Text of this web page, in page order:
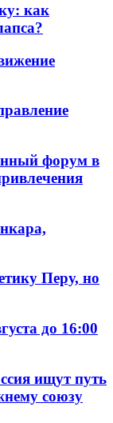
как
форум в
Перу, но
до 16:00
ищут путь
союзу